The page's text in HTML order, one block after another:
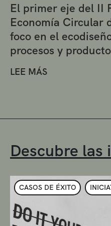
El primer eje del II
Economía Circular
foco en el
procesos y
LEE MÁS
Descubre las
CASOS DE ÉXITO